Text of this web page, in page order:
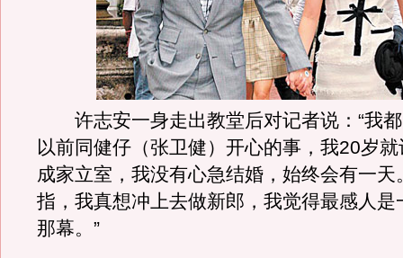
许志安一身走出教堂后对记者说：“我都
以前同健仔（张卫健）开心的事，我20岁
成家立室，我没有心急结婚，始终会有一天
指，我真想冲上去做新郎，我觉得最感人是
那幕。”